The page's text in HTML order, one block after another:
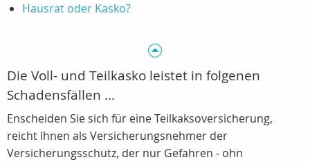
Hausrat oder Kasko?
Die Voll- und Teilkasko leistet in folgenen
Schadensfällen ...
Enscheiden Sie sich für eine Teilkaksoversicherung,
reicht Ihnen als Versicherungsnehmer der
Versicherungsschutz, der nur Gefahren - ohn